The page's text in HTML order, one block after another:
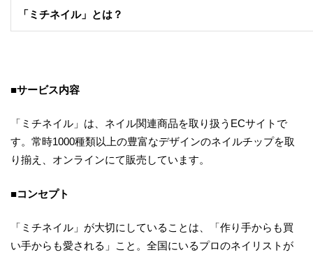
「ミチネイル」とは？
■サービス内容
「ミチネイル」は、ネイル関連商品を取り扱うECサイトで
す。常時1000種類以上の豊富なデザインのネイルチップを取
り揃え、オンラインにて販売しています。
■コンセプト
「ミチネイル」が大切にしていることは、「作り手からも買
い手からも愛される」こと。全国にいるプロのネイリストが